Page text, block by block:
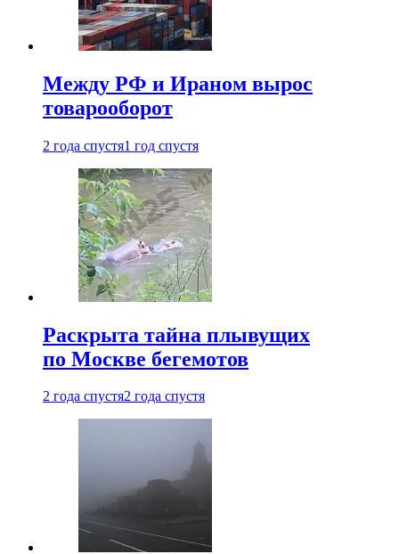
Между РФ и Ираном вырос
товарооборот
2 года спустя1 год спустя
Раскрыта тайна плывущих
по Москве бегемотов
2 года спустя2 года спустя